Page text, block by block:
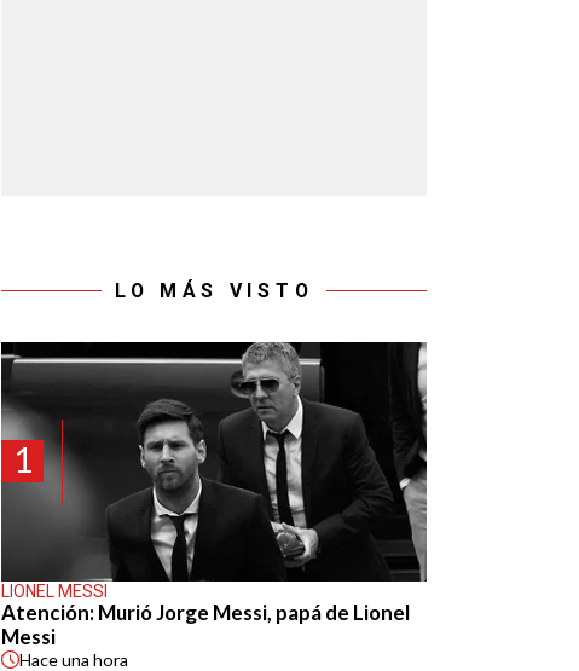
LO MÁS VISTO
1
LIONEL MESSI
Atención: Murió Jorge Messi, papá de Lionel
Messi
Haceuna hora